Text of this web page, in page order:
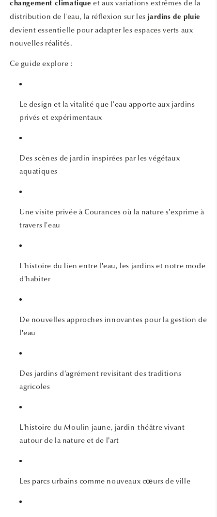
changement climatique et aux variations extrêmes de la
distribution de l'eau, la réflexion sur les jardins de pluie
devient essentielle pour adapter les espaces verts aux
nouvelles réalités.
Ce guide explore :
Le design et la vitalité que l'eau apporte aux jardins
privés et expérimentaux
Des scènes de jardin inspirées par les végétaux
aquatiques
Une visite privée à Courances où la nature s’exprime à
travers l'eau
L’histoire du lien entre l’eau, les jardins et notre mode
d’habiter
De nouvelles approches innovantes pour la gestion de
l’eau
Des jardins d’agrément revisitant des traditions
agricoles
L’histoire du Moulin jaune, jardin-théâtre vivant
autour de la nature et de l’art
Les parcs urbains comme nouveaux cœurs de ville